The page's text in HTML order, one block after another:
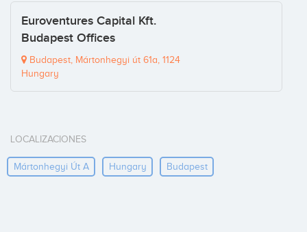
Euroventures Capital Kft.
Budapest Offices
Budapest, Mártonhegyi út 61a, 1124
Hungary
LOCALIZACIONES
Mártonhegyi Út A Hungary Budapest